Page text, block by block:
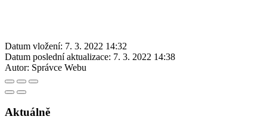
Datum vložení: 7. 3. 2022 14:32
Datum poslední aktualizace: 7. 3. 2022 14:38
Autor: Správce Webu
Aktuálně